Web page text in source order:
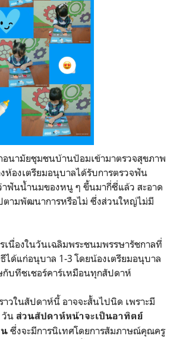
นามัยชุมชนบ้านป้อมเข้ามาตรวจสุขภาพ
ห้องเตรียมอนุบาลได้รับการตรวจฟัน
ฟันน้ำนมของหนู ๆ ขึ้นมากี่ซี่แล้ว สะอาด
ตามพัฒนาการหรือไม่ ซึ่งส่วนใหญ่ไม่มี
เนื่องในวันเฉลิมพระชนมพรรษารัชกาลที่
ได้แก่อนุบาล 1-3 โดยน้องเตรียมอนุบาล
กับทีชเชอร์คาร์เหมือนทุกสัปดาห์
วในสัปดาห์นี้ อาจจะสั้นไปนิด เพราะมี
วัน ส่วนสัปดาห์หน้าจะเป็นอาทิตย์
น ซึ่งจะมีการนิเทศโดยการสัมภาษณ์คุณครู